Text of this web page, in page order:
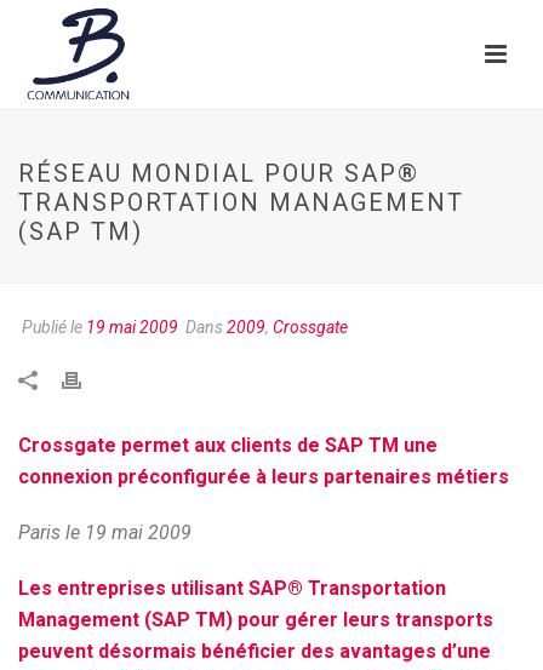
RÉSEAU MONDIAL POUR SAP®
TRANSPORTATION MANAGEMENT
(SAP TM)
Publié le 19 mai 2009 Dans2009, Crossgate
Crossgate permet aux clients de SAP TM une
connexion préconfigurée à leurs partenaires métiers
Paris le 19 mai 2009
Les entreprises utilisant SAP® Transportation
Management (SAP TM) pour gérer leurs transports
peuvent désormais bénéficier des avantages d’une